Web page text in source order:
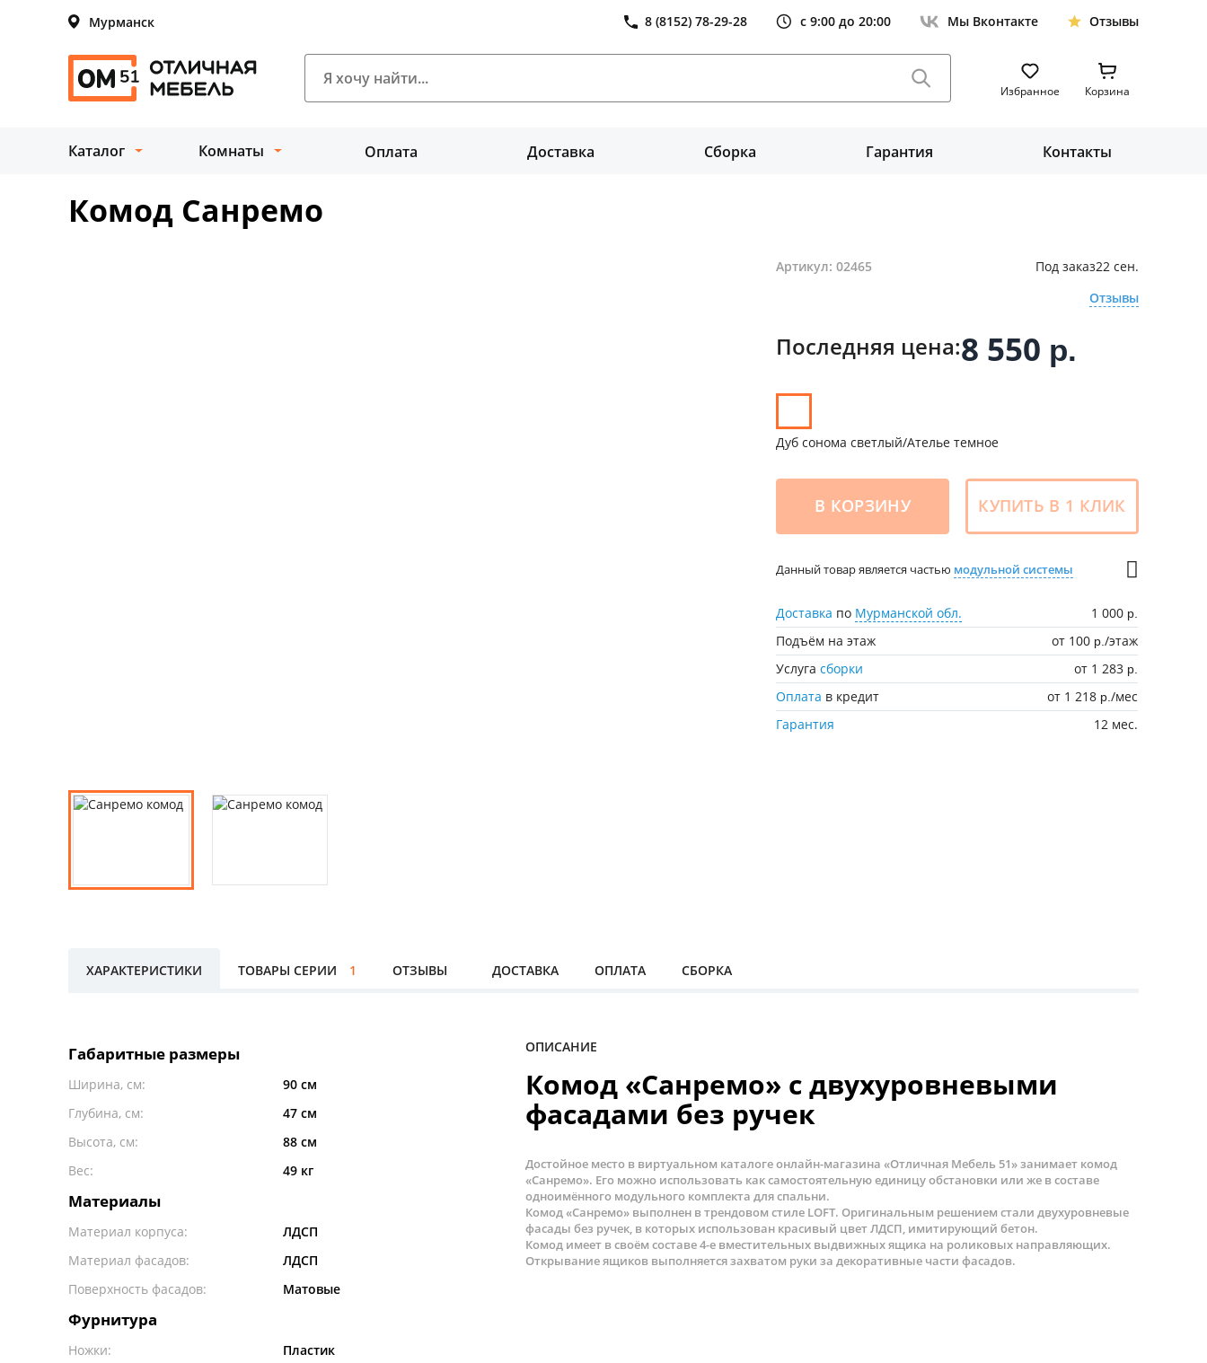
Мурманск 8 (8152) 78-29-28 с 9:00 до 20:00 Мы Вконтакте Отзывы
Избранное Корзина
Каталог Комнаты Оплата Доставка Сборка Гарантия Контакты
Комод Санремо
Артикул: 02465 Под заказ22 сен.
Отзывы
Последняя цена:8 550 р.
Дуб сонома светлый/Ателье темное
В КОРЗИНУ КУПИТЬ В 1 КЛИК
Данный товар является частью модульной системы
Доставка по Мурманской обл. 1 000 р.
Подъём на этаж от 100 р./этаж
Услугасборки от 1 283 р.
Оплата в кредит от 1 218 р./мес
Гарантия
12 мес.
ХАРАКТЕРИСТИКИ ТОВАРЫ СЕРИИ 1 ОТЗЫВЫ ДОСТАВКА ОПЛАТА СБОРКА
Габаритные размеры
Ширина, см:
90 см
Глубина, см:
47 см
Высота, см:
88 см
Вес:
49 кг
Материалы
Материал корпуса:
ЛДСП
Материал фасадов:
ЛДСП
Поверхность фасадов:
Матовые
Фурнитура
Ножки: Пластик
ОПИСАНИЕ
Комод «Санремо» с двухуровневыми
фасадами без ручек
Достойное место в виртуальном каталоге онлайн-магазина «Отличная Мебель 51» занимает комод
«Санремо». Его можно использовать как самостоятельную единицу обстановки или же в составе
одноимённого модульного комплекта для спальни.
Комод «Санремо» выполнен в трендовом стиле LOFT. Оригинальным решением стали двухуровневые
фасады без ручек, в которых использован красивый цвет ЛДСП, имитирующий бетон.
Комод имеет в своём составе 4-е вместительных выдвижных ящика на роликовых направляющих.
Открывание ящиков выполняется захватом руки за декоративные части фасадов.